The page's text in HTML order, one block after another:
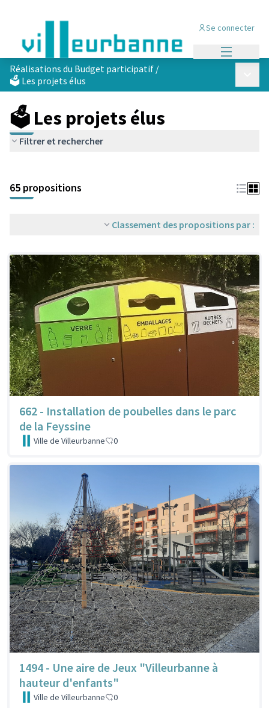
Se connecter
Réalisations du Budget participatif /
🗳️ Les projets élus
🗳️ Les projets élus
Filtrer et rechercher
+
−
65 propositions
Classement des propositions par :
662 - Installation de poubelles dans le parc
de la Feyssine
Ville de Villeurbanne 0
1494 - Une aire de Jeux "Villeurbanne à
hauteur d'enfants"
Ville de Villeurbanne 0